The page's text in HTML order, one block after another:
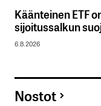
Käänteinen ETF
sijoitussalkun
6.8.2026
Nostot